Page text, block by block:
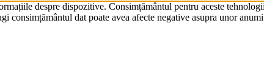
despre dispozitive. Consimțământul pentru aceste
consimțământul dat poate avea afecte negative asupra unor